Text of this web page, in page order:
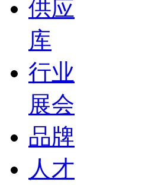
供应
库
行业
展会
品牌
人才